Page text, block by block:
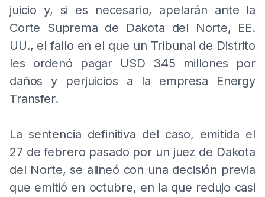
juicio y, si es necesario, apelarán ante la
Corte Suprema de Dakota del Norte, EE.
UU., el fallo en el que un Tribunal de Distrito
les ordenó pagar USD 345 millones por
daños y perjuicios a la empresa Energy
Transfer.
La sentencia definitiva del caso, emitida el
27 de febrero pasado por un juez de Dakota
del Norte, se alineó con una decisión previa
que emitió en octubre, en la que redujo casi